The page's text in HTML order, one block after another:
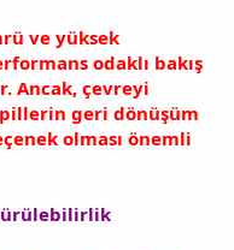
ve yüksek
odaklı bakış
Ancak, çevreyi
geri dönüşüm
olması önemli